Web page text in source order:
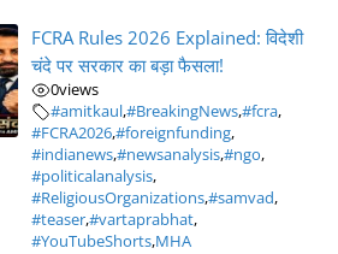
FCRA Rules 2026 Explained: विदेशी
चंदे पर सरकार का बड़ा फैसला!
0views
#amitkaul,#BreakingNews,#fcra,
#FCRA2026,#foreignfunding,
#indianews,#newsanalysis,#ngo,
#politicalanalysis,
#ReligiousOrganizations,#samvad,
#teaser,#vartaprabhat,
#YouTubeShorts,MHA